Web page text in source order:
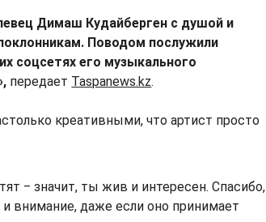
Димаш Кудайберген с душой и
Поводом послужили
соцсетях его музыкального
передает Taspanews.kz.
креативными, что артист просто
‒ значит, ты жив и интересен. Спасибо,
и внимание, даже если оно принимает